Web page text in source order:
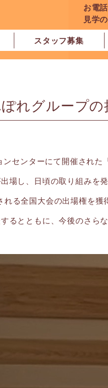
お電
見学
ぽれぽれ学園前レジ
ぽれぽれ登美ヶ丘
ぽれぽれ四条大路
ぽれぽれ東登美ヶ丘
ぽれぽれケアセンタ
ぽれぽれ中和
ぽれぽれ橿原在宅
ぽれぽれケアセンタ
ぽれぽれ白橿コンフ
ぽれぽれ八木西スク
橿原市地域包括支
スタッフ募集
れグループの
センターにて開催された
場し、日頃の取り組みを発
る全国大会の出場権を獲
るとともに、今後のさら